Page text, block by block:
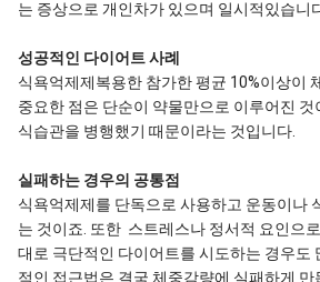
는 증상으로 개인차가 있으며 일시적있습니
성공적인 다이어트 사례
식욕억제제복용한 참가한 평균 10%이상이
중요한 점은 단순이 약물만으로 이루어진
식습관을 병행했기 때문이라는 것입니다.
실패하는 경우의 공통점
식욕억제제를 단독으로 사용하고 운동이나
는 것이죠. 또한 스트레스나 정서적 요인으
대로 극단적인 다이어트를 시도하는 경우도
적인 접근법은 결국 체중감량에 실패하게 만